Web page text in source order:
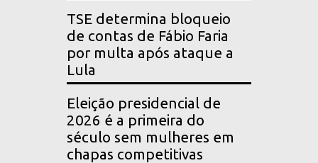
TSE determina bloqueio
de contas de Fábio Faria
por multa após ataque a
Lula
Eleição presidencial de
2026 é a primeira do
século sem mulheres em
chapas competitivas